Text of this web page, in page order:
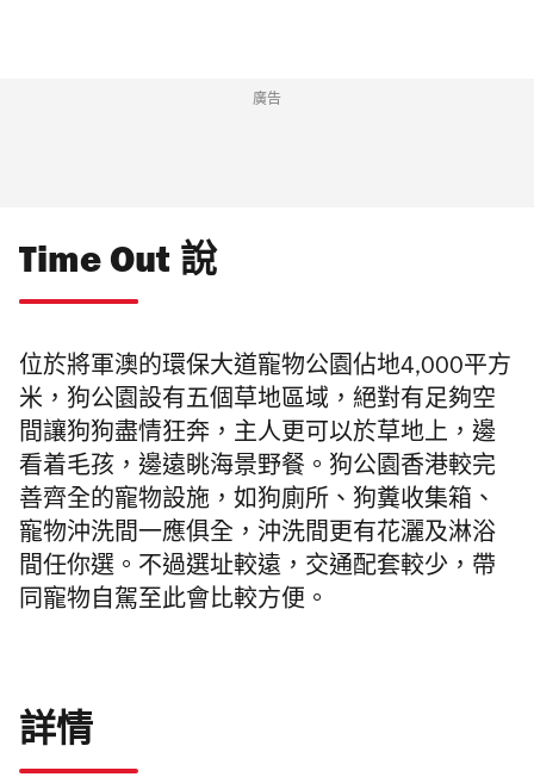
廣告
Time Out 說
位於將軍澳的環保大道寵物公園佔地4,000平方
米， 狗公園設有五個草地區域，絕對有足夠空
間讓狗狗盡情狂奔，主人更可以於草地上，邊
看着毛孩，邊遠眺海景野餐。 狗公園香港較完
善齊全的寵物設施，如狗廁所、狗糞收集箱、
寵物沖洗間一應俱全，沖洗間更有花灑及淋浴
間任你選。不過選址較遠，交通配套較少，帶
同寵物自駕至此會比較方便。
詳情